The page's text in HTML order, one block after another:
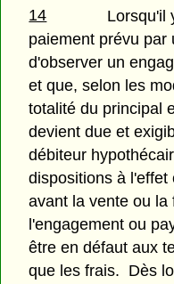
14
Lorsqu'il
paiement prévu par
d'observer un
et que, selon les
totalité du principal
devient due et
débiteur
dispositions à
avant la vente ou la
l'engagement ou
être en défaut aux
que les frais. Dès